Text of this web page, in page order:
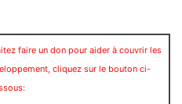
faire un don pour aider à couvrir les
cliquez sur le bouton ci-